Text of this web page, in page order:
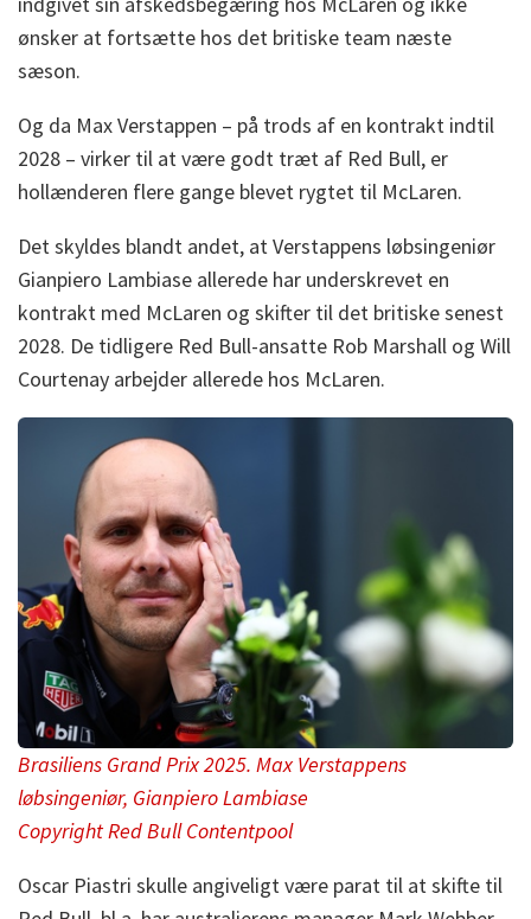
ønsker at fortsætte hos det britiske team næste
sæson.
Og da Max Verstappen – på trods af en kontrakt indtil
2028 – virker til at være godt træt af Red Bull, er
hollænderen flere gange blevet rygtet til McLaren.
Det skyldes blandt andet, at Verstappens løbsingeniør
Gianpiero Lambiase allerede har underskrevet en
kontrakt med McLaren og skifter til det britiske senest
2028. De tidligere Red Bull-ansatte Rob Marshall og Will
Courtenay arbejder allerede hos McLaren.
Brasiliens Grand Prix 2025. Max Verstappens
løbsingeniør, Gianpiero Lambiase
Copyright Red Bull Contentpool
Oscar Piastri skulle angiveligt være parat til at skifte til